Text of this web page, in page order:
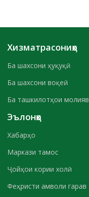
Хизматрасониҳо
Ба шахсони ҳуқуқӣ
Ба шахсони воқеӣ
Ба ташкилотҳои молиявӣ
Эълонҳо
Хабарҳо
Маркази тамос
Ҷойҳои кории холӣ
Феҳристи амволи гарав